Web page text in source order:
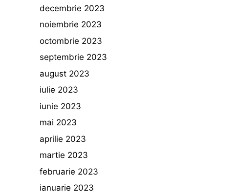
decembrie 2023
noiembrie 2023
octombrie 2023
septembrie 2023
august 2023
iulie 2023
iunie 2023
mai 2023
aprilie 2023
martie 2023
februarie 2023
ianuarie 2023